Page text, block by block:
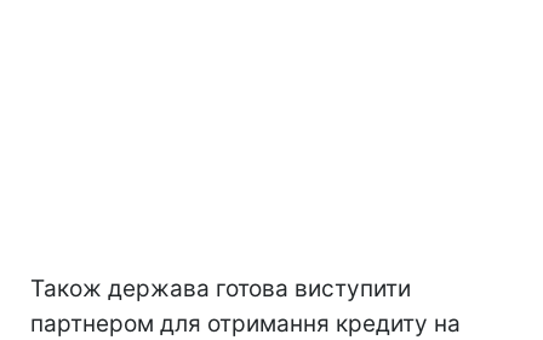
Також держава готова виступити
партнером для отримання кредиту на